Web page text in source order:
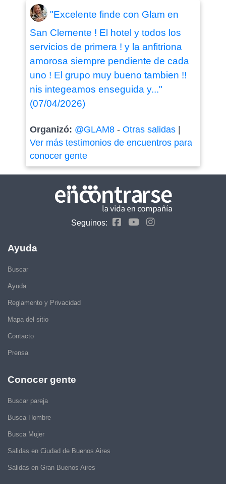
"Excelente finde con Glam en
San Clemente ! El hotel y todos los
servicios de primera ! y la anfitriona
amorosa siempre pendiente de cada
uno ! El grupo muy bueno tambien !!
nis integeamos enseguida y..."
(07/04/2026)
Organizó: @GLAM8- Otras salidas|
Ver más testimonios de encuentros para
conocer gente
Seguinos:
Ayuda
Buscar
Ayuda
Reglamento y Privacidad
Mapa del sitio
Contacto
Prensa
Conocer gente
Buscar pareja
Busca Hombre
Busca Mujer
Salidas en Ciudad de Buenos Aires
Salidas en Gran Buenos Aires